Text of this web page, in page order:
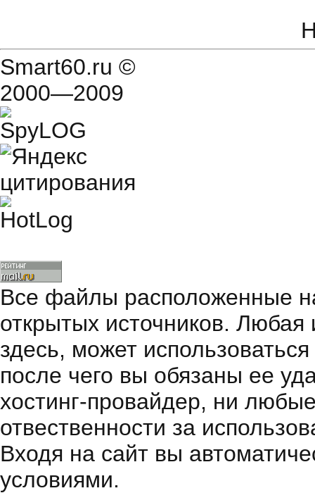
Smart60.ru ©
2000—2009
Все файлы расположенные
открытых источников.
здесь, может
после чего вы обязаны ее
хостинг-провайдер, ни
отвественности за
Входя на сайт вы
условиями.